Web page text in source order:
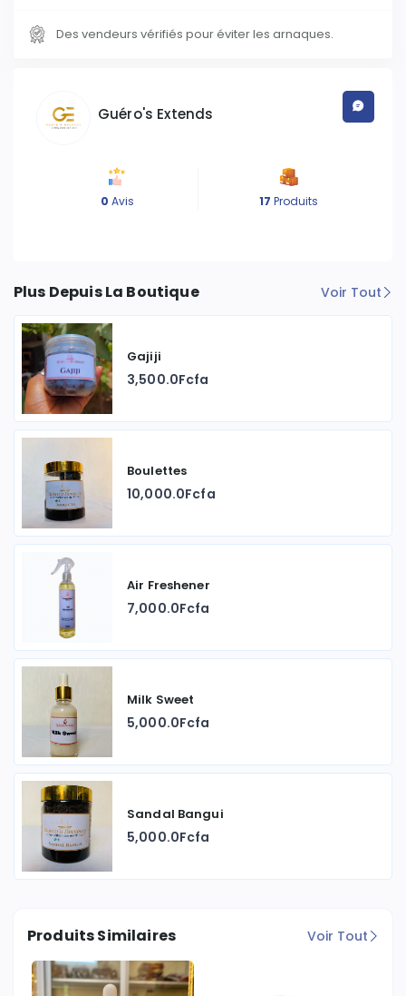
Des vendeurs vérifiés pour éviter les arnaques.
Guéro's Extends
0 Avis 17 Produits
Plus Depuis La Boutique Voir Tout
Gajiji
3,500.0Fcfa
Boulettes
10,000.0Fcfa
Air Freshener
7,000.0Fcfa
Milk Sweet
5,000.0Fcfa
Sandal Bangui
5,000.0Fcfa
Produits Similaires Voir Tout